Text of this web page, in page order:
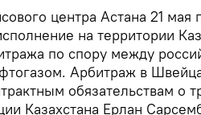
центра Астана 21 мая
на территории
по спору между
Арбитраж в
обязательствам о
Казахстана Ерлан